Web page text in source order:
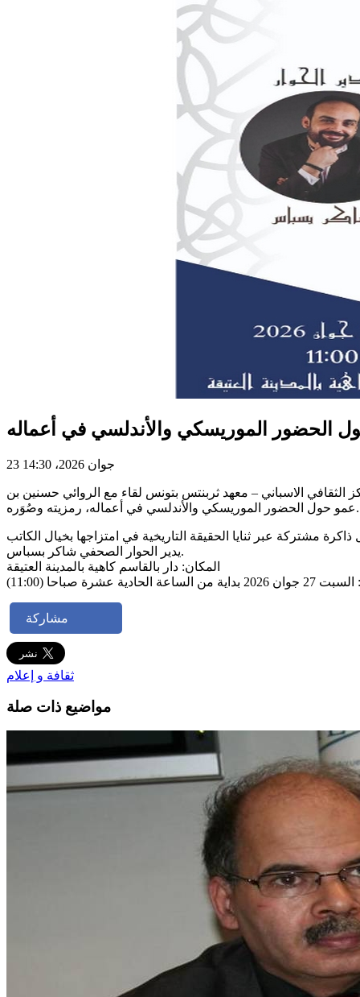
الحضور الموريسكي والأندلسي في أعماله
23 جوان 2026، 14:30
الثقافي الاسباني – معهد ثربنتس بتونس لقاء مع الروائي حسنين بن
عمو حول الحضور الموريسكي والأندلسي في أعماله، رمزيته وصُوَره.
يدير الحوار الصحفي شاكر بسباس.
المكان: دار بالقاسم كاهية بالمدينة العتيقة
الساعة الحادية عشرة صباحا (11:00)
مشاركة
ثقافة و إعلام
مواضيع ذات صلة